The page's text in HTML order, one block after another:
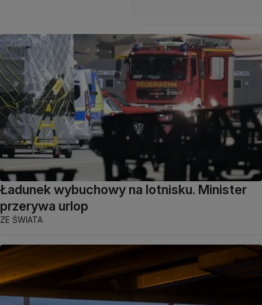
Ładunek wybuchowy na lotnisku. Minister
przerywa urlop
ZE ŚWIATA